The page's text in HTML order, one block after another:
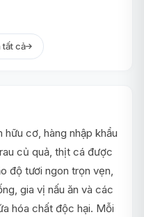
tất cả
cơ, hàng nhập khẩu
củ quả, thịt cá được
độ tươi ngon trọn vẹn,
gia vị nấu ăn và các
hóa chất độc hại. Mỗi